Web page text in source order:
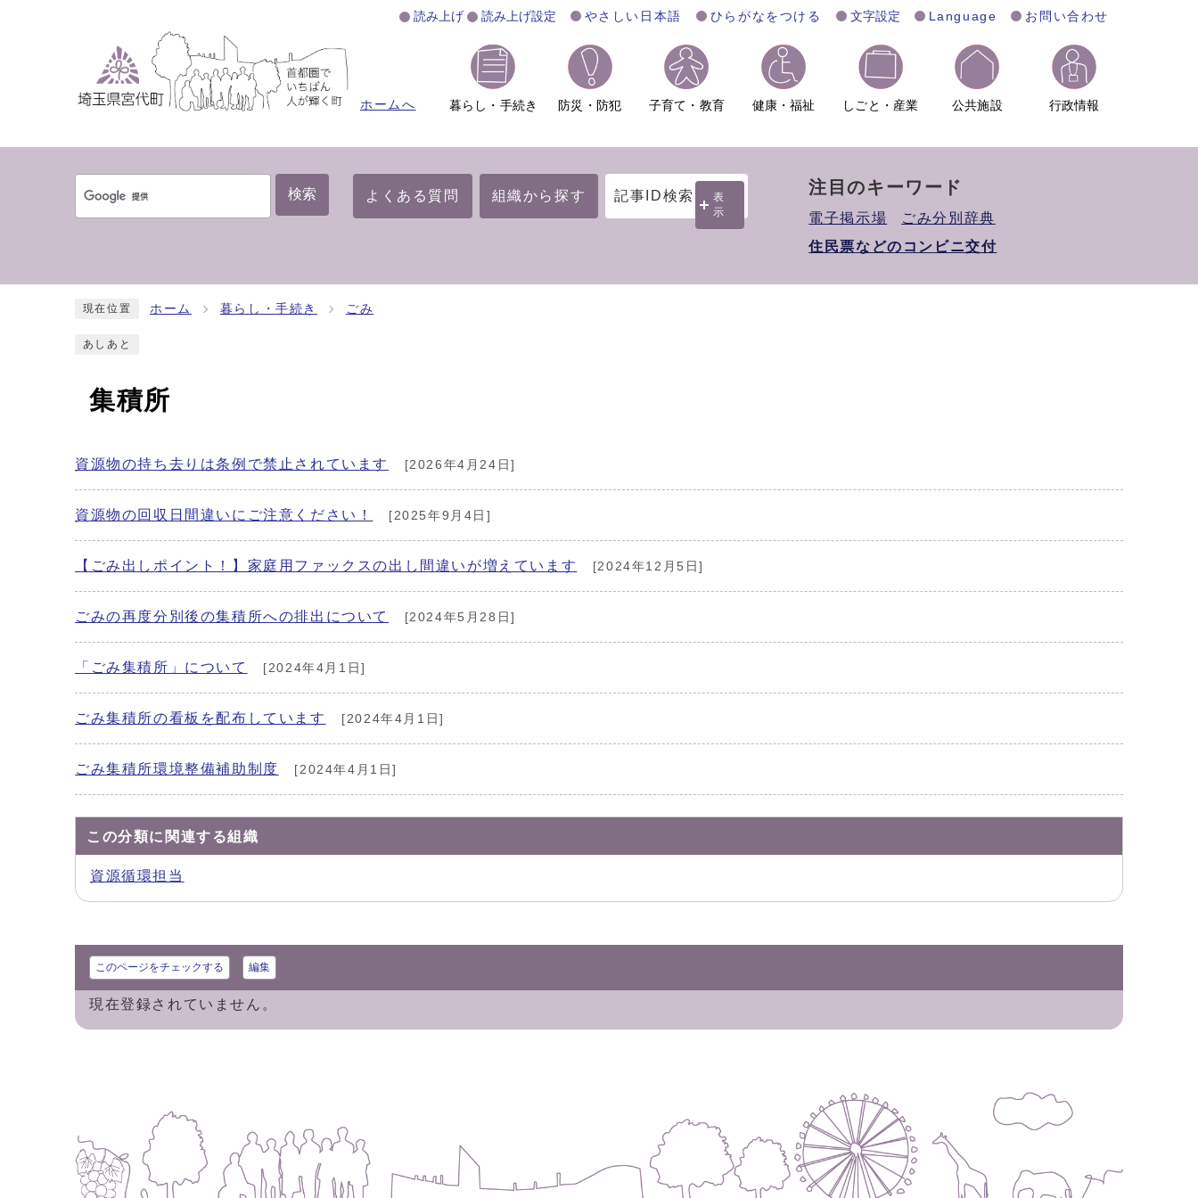
読み上げ 読み上げ設定 やさしい日本語 ひらがなをつける 文字設定 Language お問い合わせ
ホームへ 暮らし・手続き 防災・防犯 子育て・教育 健康・福祉 しごと・産業 公共施設 行政情報
検索 よくある質問 組織から探す 記事ID検索
表
示
注目のキーワード
電子掲示場
ごみ分別辞典
住民票などのコンビニ交付
現在位置 ホーム 暮らし・手続き ごみ
あしあと
集積所
資源物の持ち去りは条例で禁止されています [2026年4月24日]
資源物の回収日間違いにご注意ください！ [2025年9月4日]
【ごみ出しポイント！】家庭用ファックスの出し間違いが増えています [2024年12月5日]
ごみの再度分別後の集積所への排出について [2024年5月28日]
「ごみ集積所」について [2024年4月1日]
ごみ集積所の看板を配布しています [2024年4月1日]
ごみ集積所環境整備補助制度 [2024年4月1日]
この分類に関連する組織
資源循環担当
このページをチェックする 編集
現在登録されていません。